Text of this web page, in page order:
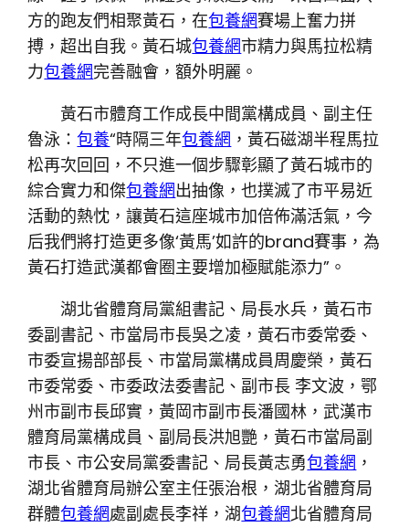
方的跑友們相聚黃石，在包養網賽場上奮力拼
搏，超出自我。黃石城包養網市精力與馬拉松精
力包養網完善融會，額外明麗。
黃石市體育工作成長中間黨構成員、副主任
魯泳：包養“時隔三年包養網 ，黃石磁湖半程馬拉
松再次回回，不只進一個步驟彰顯了黃石城市的
綜合實力和傑包養網出抽像，也撲滅了市平易近
活動的熱忱，讓黃石這座城市加倍佈滿活氣，今
后我們將打造更多像‘黃馬’如許的brand賽事，為
黃石打造武漢都會圈主要增加極賦能添力”。
湖北省體育局黨組書記、局長水兵，黃石市
委副書記、市當局市長吳之凌，黃石市委常委、
市委宣揚部部長、市當局黨構成員周慶榮，黃石
市委常委、市委政法委書記、副市長 李文波，鄂
州市副市長邱實，黃岡市副市長潘國林，武漢市
體育局黨構成員、副局長洪旭艷，黃石市當局副
市長、市公安局黨委書記、局長黃志勇包養網 ，
湖北省體育局辦公室主任張治根，湖北省體育局
群體包養網處副處長李祥，湖包養網北省體育局